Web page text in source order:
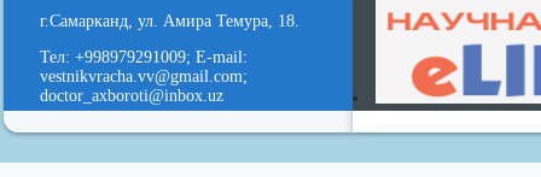
г.Самарканд, ул. Амира Темура, 18.
Тел: +998979291009; E-mail:
vestnikvracha.vv@gmail.com;
doctor_axboroti@inbox.uz